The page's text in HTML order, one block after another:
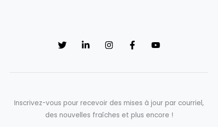
Inscrivez-vous pour recevoir des mises à jour par courriel,
des nouvelles fraîches et plus encore !